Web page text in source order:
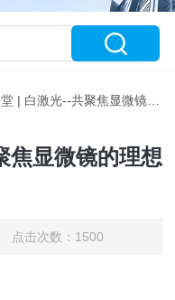
白激光--共聚焦显微镜的理想光源
焦显微镜的理想
击次数：1500